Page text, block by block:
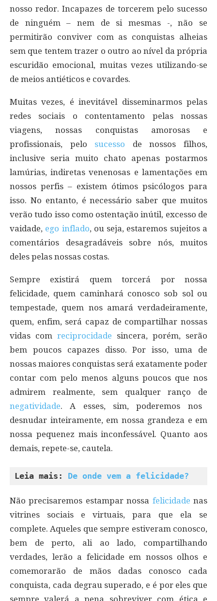
nosso redor. Incapazes de torcerem pelo sucesso
de ninguém – nem de si mesmas -, não se
permitirão conviver com as conquistas alheias
sem que tentem trazer o outro ao nível da própria
escuridão emocional, muitas vezes utilizando-se
de meios antiéticos e covardes.
Muitas vezes, é inevitável disseminarmos pelas
redes sociais o contentamento pelas nossas
viagens, nossas conquistas amorosas e
profissionais, pelo sucesso de nossos filhos,
inclusive seria muito chato apenas postarmos
lamúrias, indiretas venenosas e lamentações em
nossos perfis – existem ótimos psicólogos para
isso. No entanto, é necessário saber que muitos
verão tudo isso como ostentação inútil, excesso de
vaidade, ego inflado, ou seja, estaremos sujeitos a
comentários desagradáveis sobre nós, muitos
deles pelas nossas costas.
Sempre existirá quem torcerá por nossa
felicidade, quem caminhará conosco sob sol ou
tempestade, quem nos amará verdadeiramente,
quem, enfim, será capaz de compartilhar nossas
vidas com reciprocidade sincera, porém, serão
bem poucos capazes disso. Por isso, uma de
nossas maiores conquistas será exatamente poder
contar com pelo menos alguns poucos que nos
admirem realmente, sem qualquer ranço de
negatividade. A esses, sim, poderemos nos
desnudar inteiramente, em nossa grandeza e em
nossa pequenez mais inconfessável. Quanto aos
demais, repete-se, cautela.
Leia mais: De onde vem a felicidade?
Não precisaremos estampar nossa felicidade nas
vitrines sociais e virtuais, para que ela se
complete. Aqueles que sempre estiveram conosco,
bem de perto, ali ao lado, compartilhando
verdades, lerão a felicidade em nossos olhos e
comemorarão de mãos dadas conosco cada
conquista, cada degrau superado, e é por eles que
sempre valerá a pena sobreviver com ética e